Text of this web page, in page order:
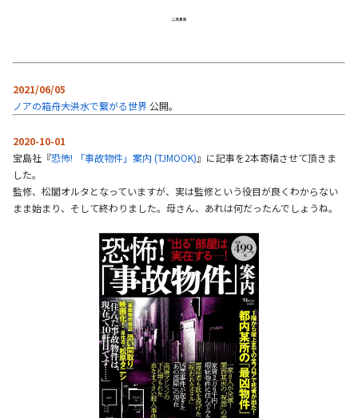
2021/06/05
ノアの箱舟――大洪水で繋がる世界公開。
2020-10-01
宝島社『恐怖! 「事故物件」案内 (TJMOOK)』に記事を2本寄稿させて頂きま
した。
監修、松閣オルタとなっていますが、実は監修という役目が良くわからない
まま始まり、そして終わりました。母さん、あれは何だったんでしょうね。